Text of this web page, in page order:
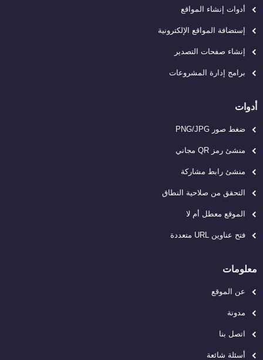
أدوات إنشاء المواقع
إستضافة المواقع الإلكترونية
إنشاء صفحات التصدير
برامج إدارة المشروعات
أدوات
ضغط صور PNG/JPG
منشئ رمز QR مجاني
منشئ رابط مشاركة
التحقق من صلاحية النطاق
الموقع معطل أم لا
فتح عناوين URL متعددة
معلومات
عن الموقع
مدونة
اتصل بنا
أسئلة شائعة